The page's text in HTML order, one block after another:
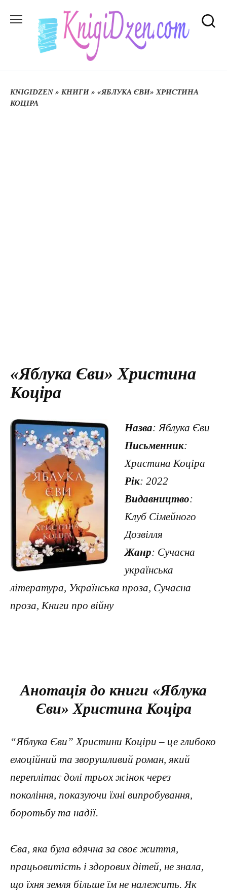
до
KNIGIDZEN» КНИГИ » «ЯБЛУКА ЄВИ» ХРИСТИНА
КОЦІРА
«Яблука Єви» Христина
Коціра
Назва: Яблука Єви
Письменник:
Христина Коціра
Рік: 2022
Видавництво:
Клуб Сімейного
Дозвілля
Жанр: Сучасна
українська
література, Українська проза, Сучасна
проза, Книги про війну
Анотація до книги «Яблука
Єви» Христина Коціра
“Яблука Єви” Христини Коціри – це глибоко
емоційний та зворушливий роман, який
переплітає долі трьох жінок через
покоління, показуючи їхні випробування,
боротьбу та надії.
Єва, яка була вдячна за своє життя,
працьовитість і здорових дітей, не знала,
що їхня земля більше їм не належить. Як